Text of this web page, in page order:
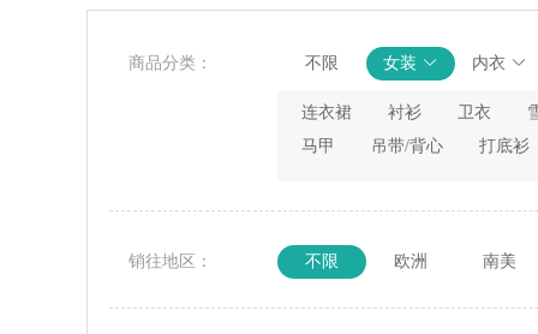
商品分类： 不限 女装 内衣
连衣裙 衬衫 卫衣
马甲
吊带/背心 打底衫
销往地区： 不限 欧洲 南美